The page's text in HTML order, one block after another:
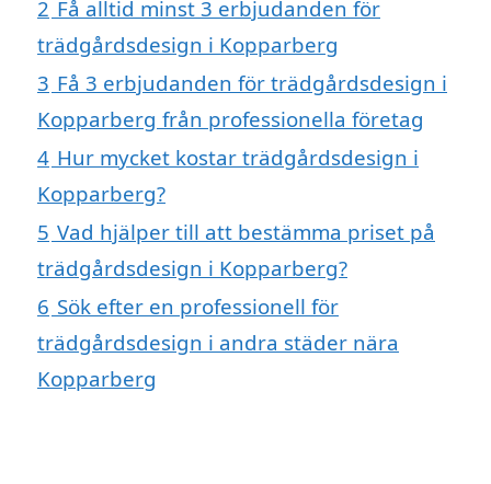
2 Få alltid minst 3 erbjudanden för
trädgårdsdesign i Kopparberg
3 Få 3 erbjudanden för trädgårdsdesign i
Kopparberg från professionella företag
4 Hur mycket kostar trädgårdsdesign i
Kopparberg?
5 Vad hjälper till att bestämma priset på
trädgårdsdesign i Kopparberg?
6 Sök efter en professionell för
trädgårdsdesign i andra städer nära
Kopparberg